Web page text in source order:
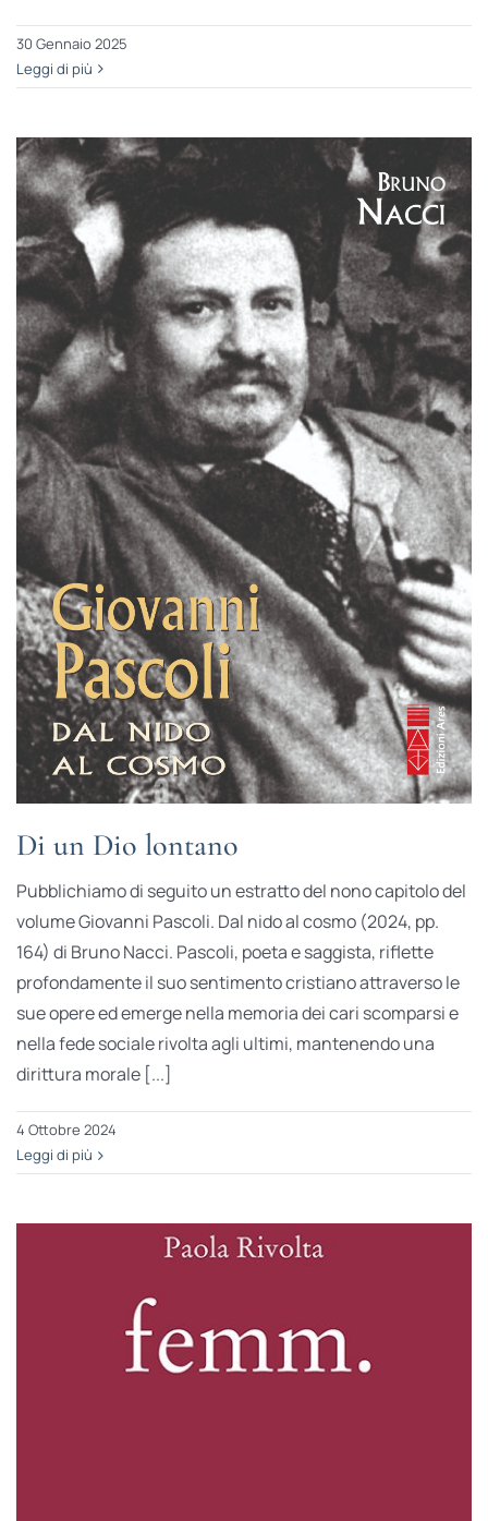
30 Gennaio 2025
Leggi di più
Di un Dio lontano
Pubblichiamo di seguito un estratto del nono capitolo del
volume Giovanni Pascoli. Dal nido al cosmo (2024, pp.
164) di Bruno Nacci. Pascoli, poeta e saggista, riflette
profondamente il suo sentimento cristiano attraverso le
sue opere ed emerge nella memoria dei cari scomparsi e
nella fede sociale rivolta agli ultimi, mantenendo una
dirittura morale [...]
4 Ottobre 2024
Leggi di più